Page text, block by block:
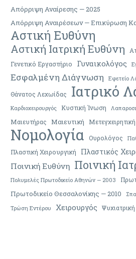
Απόρριψη Αναίρεσης — 2025
Απόρριψη Αναιρέσεων — Επικύρωση
Αστική Ευθύνη
Αστική Ιατρική Ευθύνη
Γενετικό Εργαστήριο
Γυναικολόγος
Εσφαλμένη Διάγνωση Εφετείο
Θάνατος Λεχωίδας Ιατρικό
Καρδιοχειρουργός Κυστική Ίνωση
Μαιευτήρας Μαιευτική
Νομολογία Ουρολόγος
Πλαστική Χειρουργική Πλαστικός
Ποινική Ευθύνη Ποινική
Πολυμελές Πρωτοδικείο Αθηνών — 2003
Πρωτοδικείο Θεσσαλονίκης — 2010
Τρώση Εντέρου
Χειρουργός Ψυχιατρική